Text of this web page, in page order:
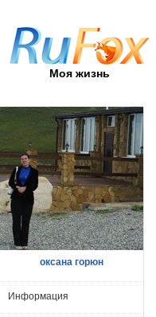
Моя жизнь
оксана горюн
Информация